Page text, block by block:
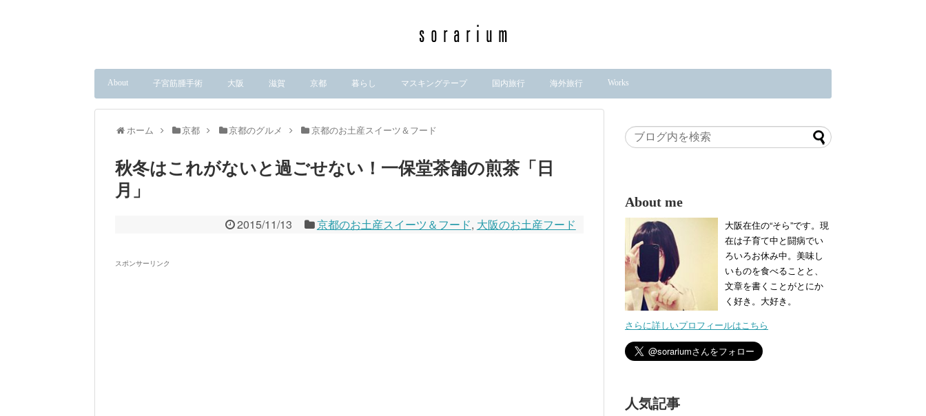
About 子宮筋腫手術 大阪 滋賀 京都 暮らし マスキングテープ 国内旅行 海外旅行 Works
ホーム 京都 京都のグルメ 京都のお土産スイーツ＆フード
秋冬はこれがないと過ごせない！一保堂茶舗の煎茶「日
月」
2015/11/13 京都のお土産スイーツ＆フード, 大阪のお土産フード
スポンサーリンク
About me
大阪在住の“そら”です。現
在は子育て中と闘病でい
ろいろお休み中。美味し
いものを食べることと、
文章を書くことがとにか
く好き。大好き。
さらに詳しいプロフィールはこちら
人気記事